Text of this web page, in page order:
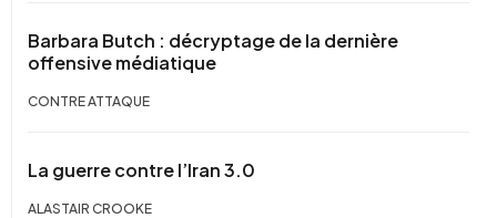
Barbara Butch : décryptage de la dernière
offensive médiatique
CONTRE ATTAQUE
La guerre contre l’Iran 3.0
ALASTAIR CROOKE